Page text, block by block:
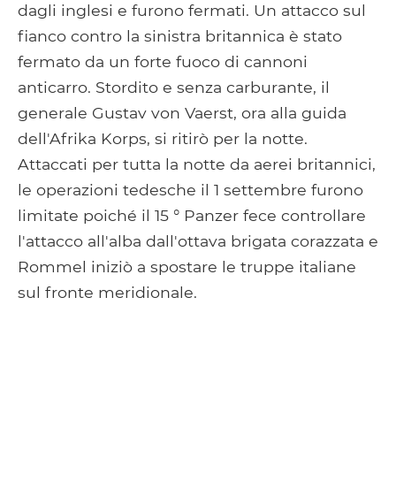
dagli inglesi e furono fermati. Un attacco sul
fianco contro la sinistra britannica è stato
fermato da un forte fuoco di cannoni
anticarro. Stordito e senza carburante, il
generale Gustav von Vaerst, ora alla guida
dell'Afrika Korps, si ritirò per la notte.
Attaccati per tutta la notte da aerei britannici,
le operazioni tedesche il 1 settembre furono
limitate poiché il 15 ° Panzer fece controllare
l'attacco all'alba dall'ottava brigata corazzata e
Rommel iniziò a spostare le truppe italiane
sul fronte meridionale.